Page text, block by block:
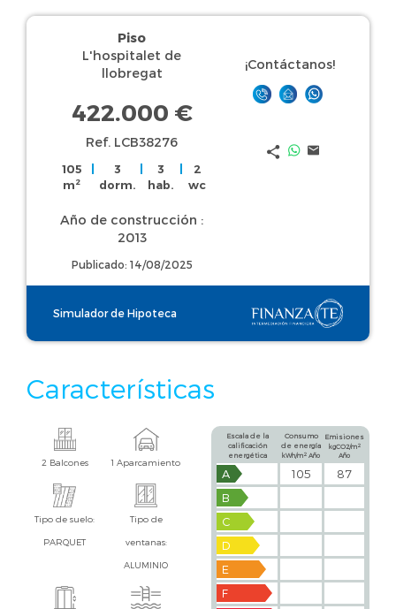
Piso
L'hospitalet de
llobregat
422.000 €
Ref. LCB38276
105
m2
3
dorm.
3
hab.
2
wc
Año de construcción :
2013
Publicado: 14/08/2025
¡Contáctanos!
Simulador de Hipoteca
Características
2 Balcones 1 Aparcamiento
Tipo de suelo:
PARQUET
Tipo de
ventanas:
ALUMINIO
Escala de la
calificación
energética
Consumo
de energía
kWh/m2 Año
Emisiones
kgCO2/m2
Año
A 105
87
B
C
D
E
F